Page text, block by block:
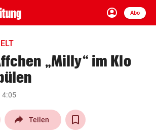
account_circle
Anmelden
Abo
close Schließen
arrow_right
„Milly“ im Klo
Teilen